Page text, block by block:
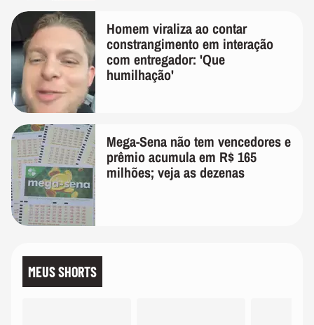
Homem viraliza ao contar
constrangimento em interação
com entregador: 'Que
humilhação'
Mega-Sena não tem vencedores e
prêmio acumula em R$ 165
milhões; veja as dezenas
MEUS SHORTS